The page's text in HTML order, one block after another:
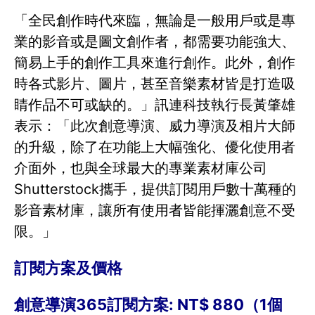
「全民創作時代來臨，無論是一般用戶或是專
業的影音或是圖文創作者，都需要功能強大、
簡易上手的創作工具來進行創作。此外，創作
時各式影片、圖片，甚至音樂素材皆是打造吸
睛作品不可或缺的。」訊連科技執行長黃肇雄
表示：「此次創意導演、威力導演及相片大師
的升級，除了在功能上大幅強化、優化使用者
介面外，也與全球最大的專業素材庫公司
Shutterstock攜手，提供訂閱用戶數十萬種的
影音素材庫，讓所有使用者皆能揮灑創意不受
限。」
訂閱方案及價格
創意導演365訂閱方案: NT$ 880（1個